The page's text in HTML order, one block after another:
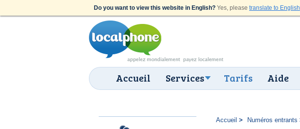
Do you want to view this website in English? Yes, please translate to English
Accueil Services Tarifs Aide
Accueil Numéros entrants